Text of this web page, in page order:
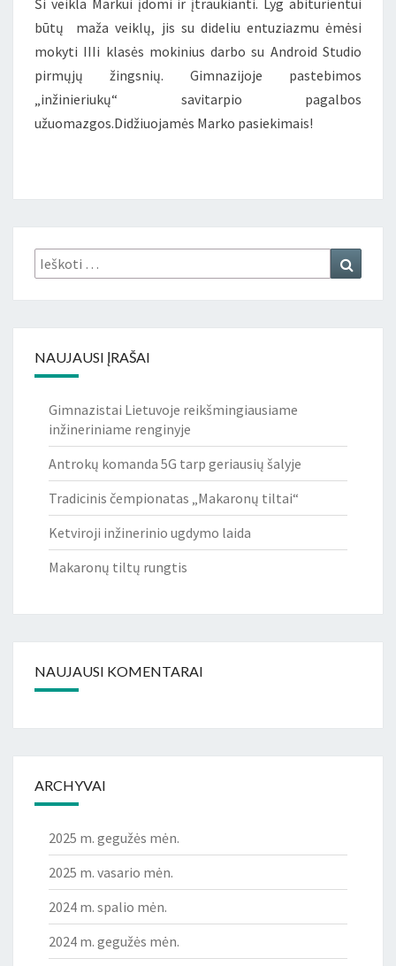
Ši veikla Markui įdomi ir įtraukianti. Lyg abiturientui
būtų maža veiklų, jis su dideliu entuziazmu ėmėsi
mokyti IIIi klasės mokinius darbo su Android Studio
pirmųjų žingsnių. Gimnazijoje pastebimos
„inžinieriukų“ savitarpio pagalbos
užuomazgos.Didžiuojamės Marko pasiekimais!
Ieškoti:
NAUJAUSI ĮRAŠAI
Gimnazistai Lietuvoje reikšmingiausiame
inžineriniame renginyje
Antrokų komanda 5G tarp geriausių šalyje
Tradicinis čempionatas „Makaronų tiltai“
Ketviroji inžinerinio ugdymo laida
Makaronų tiltų rungtis
NAUJAUSI KOMENTARAI
ARCHYVAI
2025 m. gegužės mėn.
2025 m. vasario mėn.
2024 m. spalio mėn.
2024 m. gegužės mėn.